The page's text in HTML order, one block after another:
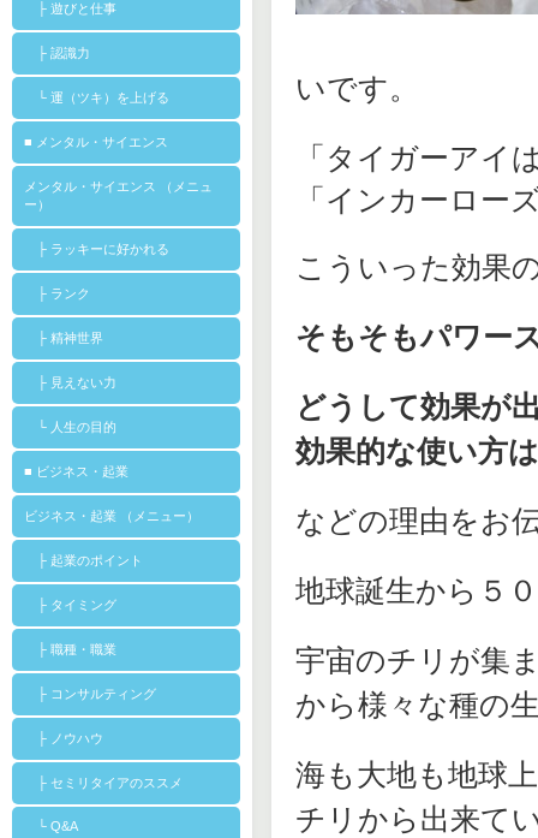
├ 遊びと仕事
├ 認識力
└ 運（ツキ）を上げる
■ メンタル・サイエンス
メンタル・サイエンス （メニュ
ー）
├ ラッキーに好かれる
├ ランク
├ 精神世界
├ 見えない力
└ 人生の目的
■ ビジネス・起業
ビジネス・起業 （メニュー）
├ 起業のポイント
├ タイミング
├ 職種・職業
├ コンサルティング
├ ノウハウ
├ セミリタイアのススメ
└ Q&A
いです。
「タイガーアイ
「インカーロー
こういった効果
そもそもパワー
どうして効果が
効果的な使い方
などの理由をお
地球誕生から５
宇宙のチリが集
から様々な種の
海も大地も地球
チリから出来て